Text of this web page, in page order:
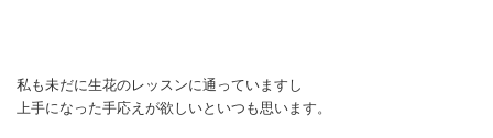
私も未だに生花のレッスンに通っていますし
上手になった手応えが欲しいといつも思います。